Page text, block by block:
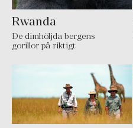
Rwanda
De dimhöljda bergens
gorillor på riktigt